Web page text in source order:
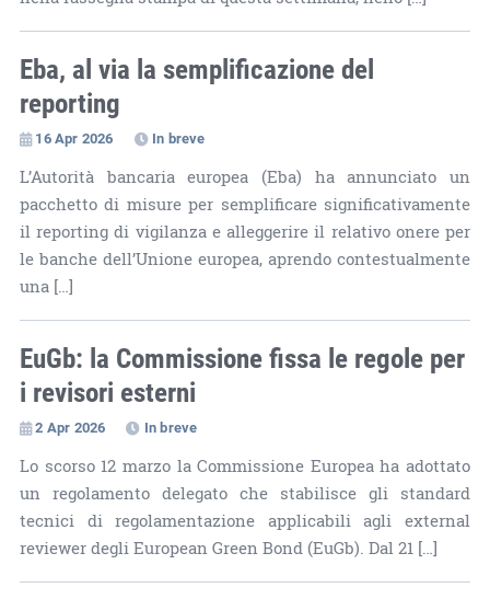
Eba, al via la semplificazione del
reporting
16 Apr 2026 In breve
L’Autorità bancaria europea (Eba) ha annunciato un
pacchetto di misure per semplificare significativamente
il reporting di vigilanza e alleggerire il relativo onere per
le banche dell’Unione europea, aprendo contestualmente
una […]
EuGb: la Commissione fissa le regole per
i revisori esterni
2 Apr 2026 In breve
Lo scorso 12 marzo la Commissione Europea ha adottato
un regolamento delegato che stabilisce gli standard
tecnici di regolamentazione applicabili agli external
reviewer degli European Green Bond (EuGb). Dal 21 […]